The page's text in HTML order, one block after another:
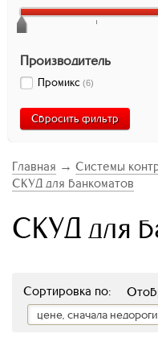
Производитель
Промикс (6)
Сбросить фильтр
Главная → Системы
СКУД для банкоматов
СКУД для
Сортировка по:
цене, сначала